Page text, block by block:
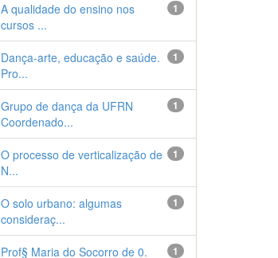
1
A qualidade do ensino nos
cursos ...
1
Dança-arte, educação e saúde.
Pro...
1
Grupo de dança da UFRN
Coordenado...
1
O processo de verticalização de
N...
1
O solo urbano: algumas
consideraç...
1
Prof§ Maria do Socorro de 0.